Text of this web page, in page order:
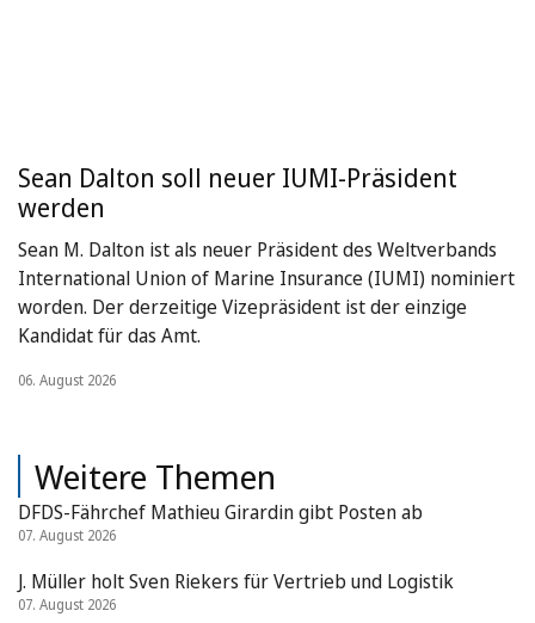
Sean Dalton soll neuer IUMI-Präsident
werden
Sean M. Dalton ist als neuer Präsident des Weltverbands
International Union of Marine Insurance (IUMI) nominiert
worden. Der derzeitige Vizepräsident ist der einzige
Kandidat für das Amt.
06. August 2026
Weitere Themen
DFDS-Fährchef Mathieu Girardin gibt Posten ab
07. August 2026
J. Müller holt Sven Riekers für Vertrieb und Logistik
07. August 2026